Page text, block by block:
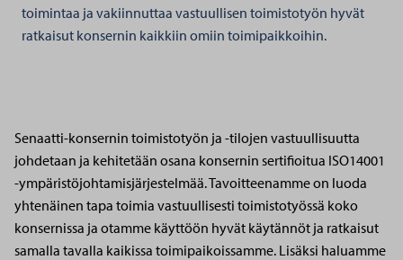
toimintaa ja vakiinnuttaa vastuullisen toimistotyön hyvät
ratkaisut konsernin kaikkiin omiin toimipaikkoihin.
Senaatti-konsernin toimistotyön ja -tilojen vastuullisuutta
johdetaan ja kehitetään osana konsernin sertifioitua ISO14001
-ympäristöjohtamisjärjestelmää. Tavoitteenamme on luoda
yhtenäinen tapa toimia vastuullisesti toimistotyössä koko
konsernissa ja otamme käyttöön hyvät käytännöt ja ratkaisut
samalla tavalla kaikissa toimipaikoissamme. Lisäksi haluamme